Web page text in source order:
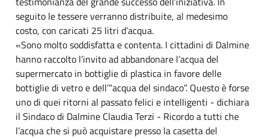
seguito le tessere verranno distribuite, al medesimo
costo, con caricati 25 litri d’acqua.
«Sono molto soddisfatta e contenta. I cittadini di Dalmine
hanno raccolto l’invito ad abbandonare l’acqua del
supermercato in bottiglie di plastica in favore delle
bottiglie di vetro e dell’“acqua del sindaco”. Questo è forse
uno di quei ritorni al passato felici e intelligenti - dichiara
il Sindaco di Dalmine Claudia Terzi - Ricordo a tutti che
l’acqua che si può acquistare presso la casetta del